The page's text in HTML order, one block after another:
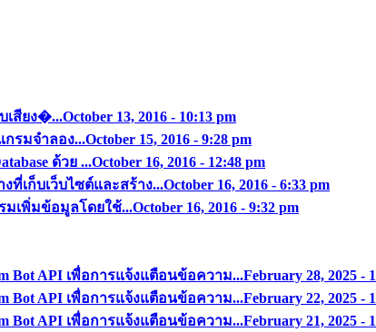
เสียง�...October 13, 2016 - 10:13 pm
กรมจำลอง...October 15, 2016 - 9:28 pm
ด้วย ...October 16, 2016 - 12:48 pm
งที่เก็บเว็บไซต์และสร้าง...October 16, 2016 - 6:33 pm
มเพิ่มข้อมูลโดยใช้...October 16, 2016 - 9:32 pm
Bot API เพื่อการแจ้งแตือนข้อความ...February 28, 2025 -
Bot API เพื่อการแจ้งแตือนข้อความ...February 22, 2025 -
Bot API เพื่อการแจ้งแตือนข้อความ...February 21, 2025 -